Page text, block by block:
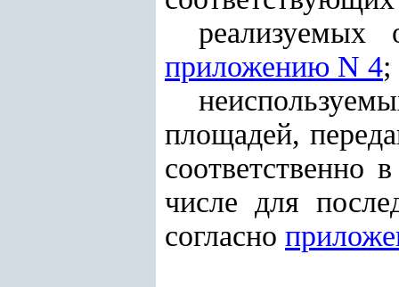
реализуемых
приложению N 4;
площадей,
соответственно
числе для
согласно